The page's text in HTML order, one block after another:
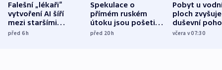
Falešní „lékaři“
vytvoření AI šíří
mezi staršími
Poláky nebezpečné
před 6h
Spekulace o
přímém ruském
útoku jsou pošetilé,
míní estonský
před 20h
Pobyt u
ploch zvyšuje
duševní
ukázala
včera v 07:30